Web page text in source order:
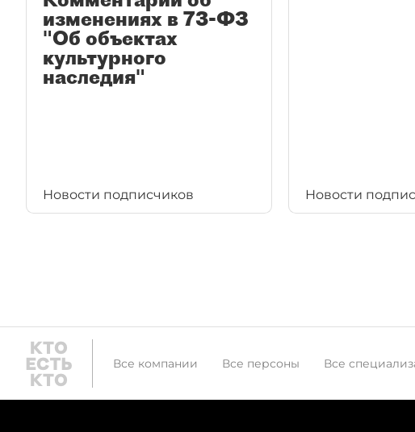
изменениях в 73-ФЗ
"Об объектах
культурного
наследия"
Новости подписчиков Новости
Все компании Все персоны Все